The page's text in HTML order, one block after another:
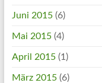
Juni 2015(6)
Mai 2015(4)
April 2015(1)
März 2015(6)